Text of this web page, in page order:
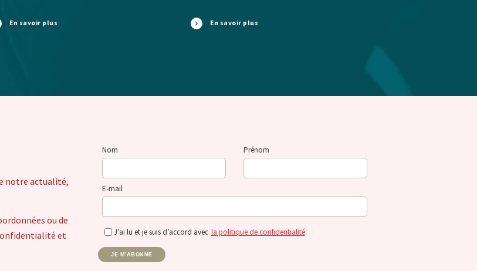
En savoir plus En savoir plus
notre actualité,
ou de
et
Nom Prénom
E-mail
J’ai lu et je suis d’accord avec la politique de confidentialité
JE M'ABONNE